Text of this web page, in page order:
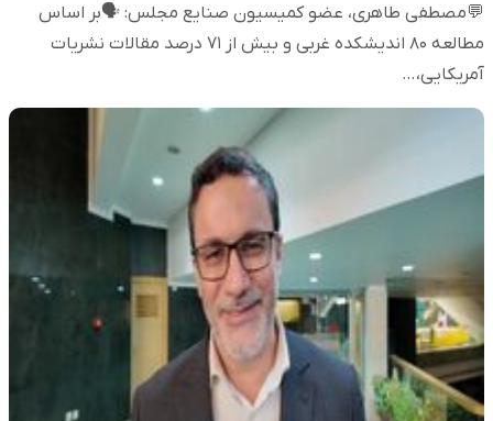
💬مصطفی طاهری، عضو کمیسیون صنایع مجلس: 🗣️بر اساس
مطالعه ۸۰ اندیشکده غربی و بیش از ۷۱ درصد مقالات نشریات
آمریکایی،…